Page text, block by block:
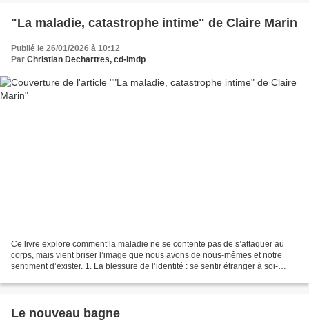
"La maladie, catastrophe intime" de Claire Marin
Publié le 26/01/2026 à 10:12
Par Christian Dechartres, cd-lmdp
Ce livre explore comment la maladie ne se contente pas de s’attaquer au
corps, mais vient briser l’image que nous avons de nous-mêmes et notre
sentiment d’exister. 1. La blessure de l’identité : se sentir étranger à soi-
Le nouveau bagne